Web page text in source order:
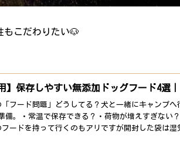
もこだわりたい🐶
】保存しやすい無添加ドッグフード4選
フード問題」どうしてる？犬と一緒にキャンプへ
備。・常温で保存できる？・荷物が増えすぎない
ードを持って行くのもアリですが開封した袋は湿